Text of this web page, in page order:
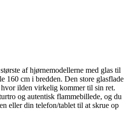
af hjørnemodellerne med glas til
160 cm i bredden. Den store glasflade
hvor ilden virkelig kommer til sin ret.
og autentisk flammebillede, og du
eller din telefon/tablet til at skrue op